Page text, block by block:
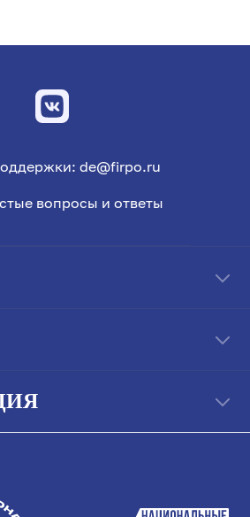
de@firpo.ru
вопросы и ответы